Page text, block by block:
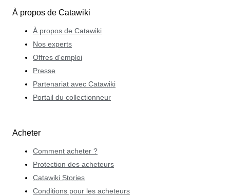
À propos de Catawiki
À propos de Catawiki
Nos experts
Offres d'emploi
Presse
Partenariat avec Catawiki
Portail du collectionneur
Acheter
Comment acheter ?
Protection des acheteurs
Catawiki Stories
Conditions pour les acheteurs